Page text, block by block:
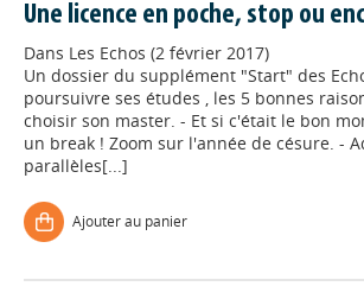
Une licence en poche, stop ou
Dans Les Echos (2 février 2017)
Un dossier du supplément "Start" des
poursuivre ses études , les 5 bonnes
choisir son master. - Et si c'était le bon
un break ! Zoom sur l'année de césure. -
parallèles[...]
Ajouter au panier